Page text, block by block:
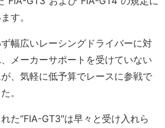
す。
幅広いレーシングドライバーに対
メーカーサポートを受けていない
、気軽に低予算でレースに参戦で
。
た”FIA-GT3″は早々と受け入れら